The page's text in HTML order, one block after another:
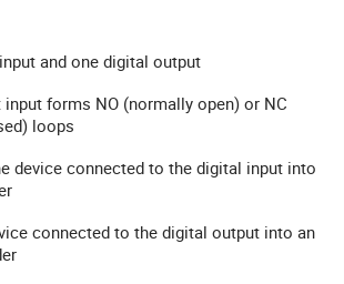
and one digital output
forms NO (normally open) or NC
loops
device connected to the digital input into
connected to the digital output into an